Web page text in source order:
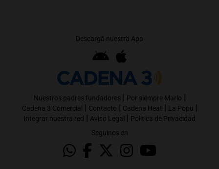
Descargá nuestra App
Nuestros padres fundadores | Por siempre Mario |
Cadena 3 Comercial | Contacto | Cadena Heat | La Popu |
Integrar nuestra red | Aviso Legal | Política de Privacidad
Seguinos en